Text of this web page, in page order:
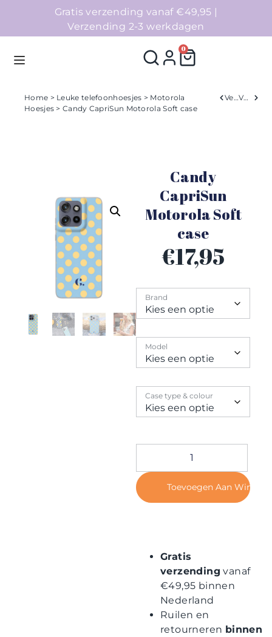
Gratis verzending vanaf €49,95 |
Verzending 2-3 werkdagen
0
Collecties
Contact
Home > Leuke telefoonhoesjes > Motorola
Hoesjes > Candy CapriSun Motorola Soft case
Verleden Volgend
Candy
CapriSun
Motorola Soft
case
€17,95
Brand
Model
Case type & colour
Toevoegen Aan
Gratis
verzending vanaf
€49,95 binnen
Nederland
Ruilen en
retourneren binnen